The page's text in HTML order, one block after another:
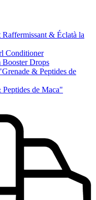
& Éclatà la
Conditioner
Booster Drops
& Peptides de
de Maca"